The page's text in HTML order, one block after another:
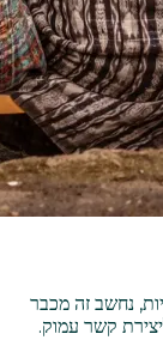
נחשב זה מכבר
קשר עמוק.